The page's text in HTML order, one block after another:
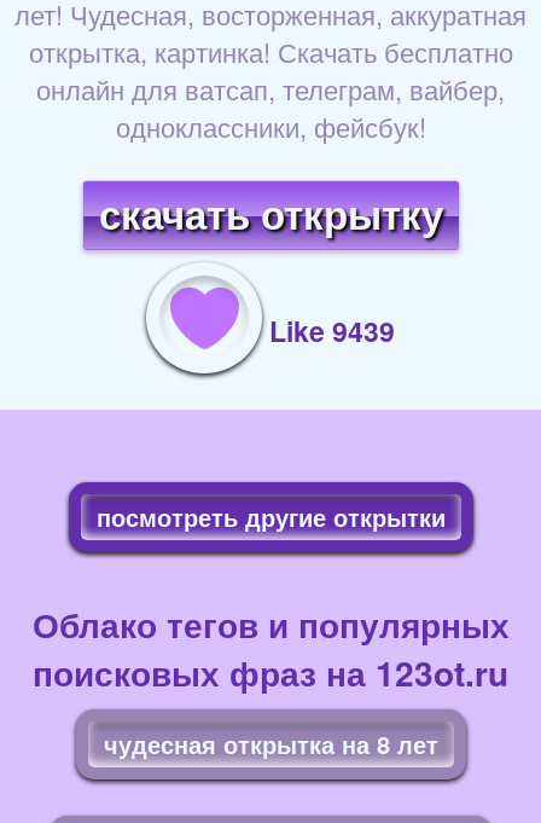
лет! Чудесная, восторженная, аккуратная
открытка, картинка! Скачать бесплатно
онлайн для ватсап, телеграм, вайбер,
одноклассники, фейсбук!
скачать открытку
Like 9439
посмотреть другие открытки
Облако тегов и популярных
поисковых фраз на 123ot.ru
чудесная открытка на 8 лет